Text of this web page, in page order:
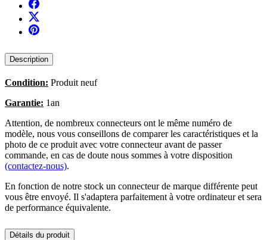
Description
Condition: Produit neuf
Garantie: 1an
Attention, de nombreux connecteurs ont le même numéro de
modèle, nous vous conseillons de comparer les caractéristiques et la
photo de ce produit avec votre connecteur avant de passer
commande, en cas de doute nous sommes à votre disposition
(contactez-nous).
En fonction de notre stock un connecteur de marque différente peut
vous être envoyé. Il s'adaptera parfaitement à votre ordinateur et sera
de performance équivalente.
Détails du produit